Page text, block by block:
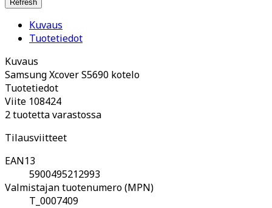
Kuvaus
Tuotetiedot
Kuvaus
Samsung Xcover S5690 kotelo
Tuotetiedot
Viite 108424
2 tuotetta varastossa
Tilausviitteet
EAN13
5900495212993
Valmistajan tuotenumero (MPN)
T_0007409